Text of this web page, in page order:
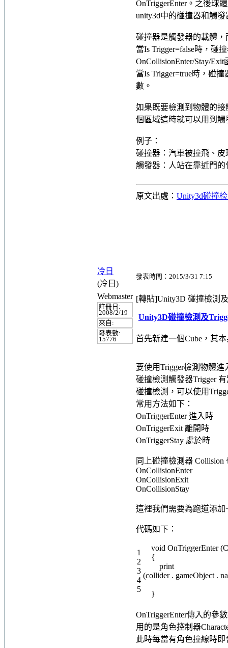
OnTriggerEnter。之後球
unity3d中的碰撞器和觸
碰撞器是觸發器的載體
當Is Trigger=false時，碰
OnCollisionEnter/Stay/Exit
當Is Trigger=true時，碰
數。
如果既要檢測到物體的
個區域這時就可以用到觸
例子：
碰撞器：汽車被撞飛、
觸發器：人站在靠近門
原文出處： Unity3d碰撞
冷日
(冷日)
發表時間：2015/3/31 7:15
Webmaster
註冊日:
2008/2/19
來自:
發表數:
15776
[轉貼]Unity3D 碰撞檢測
Unity3D碰撞檢測及
首先新建一個Cube，其
要使用Trigger檢測物體進
碰撞檢測觸發器Trigger
碰撞檢測，可以使用
常用方法如下：
OnTriggerEnter 進入時
OnTriggerExit 離開時
OnTriggerStay 處於時
同上碰撞檢測器 Collision
OnCollisionEnter
OnCollisionExit
OnCollisionStay
這裡我們需要為跑道添
代碼如下：
1
2
3
4
5
void OnTriggerEnter(
{
print
(collider . gameObject .
}
OnTriggerEnter傳入的參
用的是角色控制器
此時每當有角色撞線時